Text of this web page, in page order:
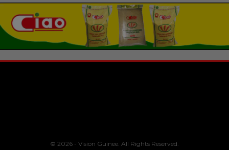
© 2026 - Vision Guinee. All Rights Reserved.